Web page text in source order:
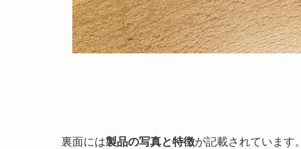
裏面には製品の写真と特徴が記載されています。